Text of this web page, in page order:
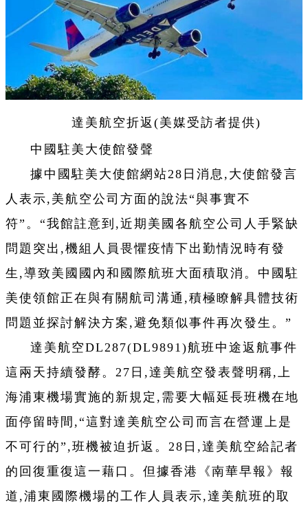
達美航空折返(美媒受訪者提供)
中國駐美大使館發聲
據中國駐美大使館網站28日消息,大使館發言
人表示,美航空公司方面的說法“與事實不
符”。“我館註意到,近期美國各航空公司人手緊缺
問題突出,機組人員畏懼疫情下出勤情況時有發
生,導致美國國內和國際航班大面積取消。中國駐
美使領館正在與有關航司溝通,積極瞭解具體技術
問題並探討解決方案,避免類似事件再次發生。”
達美航空DL287(DL9891)航班中途返航事件
這兩天持續發酵。27日,達美航空發表聲明稱,上
海浦東機場實施的新規定,需要大幅延長班機在地
面停留時間,“這對達美航空公司而言在營運上是
不可行的”,班機被迫折返。28日,達美航空給記者
的回復重復這一藉口。但據香港《南華早報》報
道,浦東國際機場的工作人員表示,達美航班的取